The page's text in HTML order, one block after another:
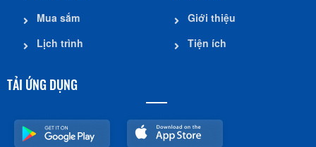
Mua sắm
Lịch trình
Giới thiệu
Tiện ích
TẢI ỨNG DỤNG